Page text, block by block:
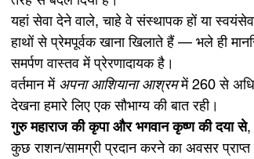
यहां सेवा देने वाले, चाहे वे संस्थापक हों या
हाथों से प्रेमपूर्वक खाना खिलाते हैं — भले ही
समर्पण वास्तव में प्रेरणादायक है।
वर्तमान में अपना आशियाना आश्रम में 260 से
देखना हमारे लिए एक सौभाग्य की बात रही।
गुरु महाराज की कृपा और भगवान कृष्ण की दया से,
कुछ राशन/सामग्री प्रदान करने का अवसर